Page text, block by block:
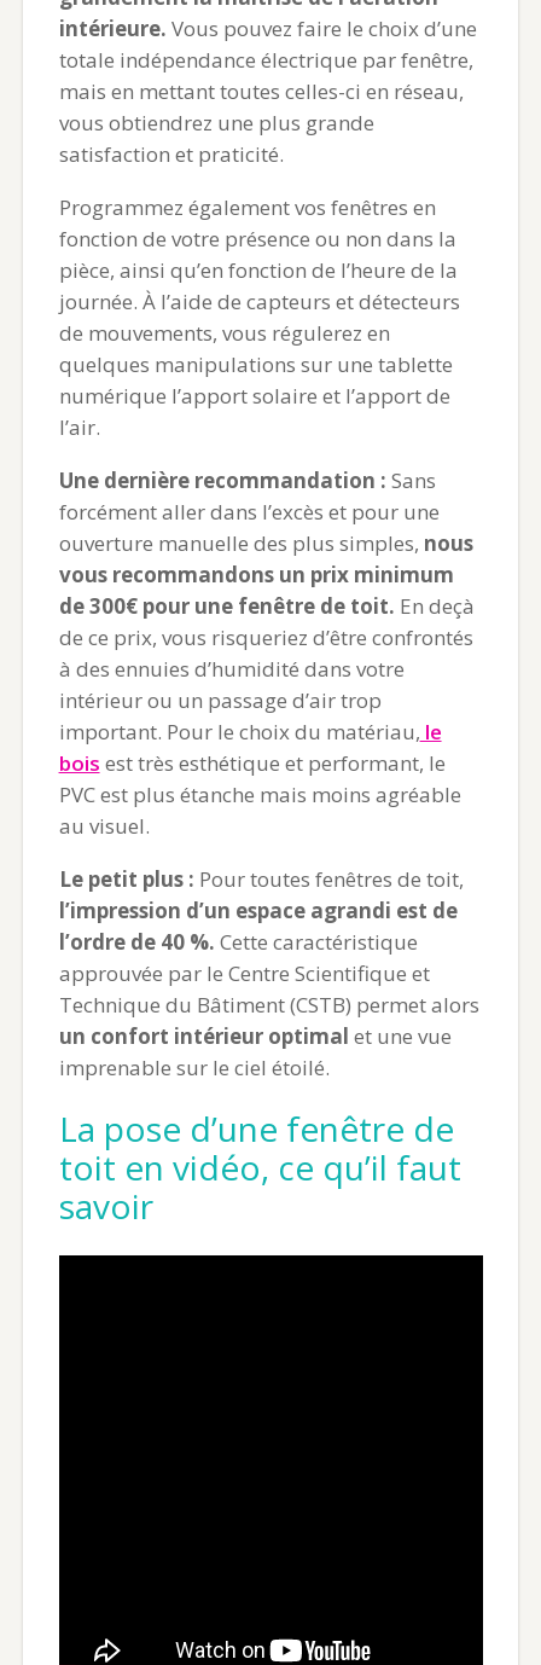
intérieure. Vous pouvez faire le choix d’une
totale indépendance électrique par fenêtre,
mais en mettant toutes celles-ci en réseau,
vous obtiendrez une plus grande
satisfaction et praticité.
Programmez également vos fenêtres en
fonction de votre présence ou non dans la
pièce, ainsi qu’en fonction de l’heure de la
journée. À l’aide de capteurs et détecteurs
de mouvements, vous régulerez en
quelques manipulations sur une tablette
numérique l’apport solaire et l’apport de
l’air.
Une dernière recommandation : Sans
forcément aller dans l’excès et pour une
ouverture manuelle des plus simples, nous
vous recommandons un prix minimum
de 300€ pour une fenêtre de toit. En deçà
de ce prix, vous risqueriez d’être confrontés
à des ennuies d’humidité dans votre
intérieur ou un passage d’air trop
important. Pour le choix du matériau, le
bois est très esthétique et performant, le
PVC est plus étanche mais moins agréable
au visuel.
Le petit plus : Pour toutes fenêtres de toit,
l’impression d’un espace agrandi est de
l’ordre de 40 %. Cette caractéristique
approuvée par le Centre Scientifique et
Technique du Bâtiment (CSTB) permet alors
un confort intérieur optimal et une vue
imprenable sur le ciel étoilé.
La pose d’une fenêtre de
toit en vidéo, ce qu’il faut
savoir